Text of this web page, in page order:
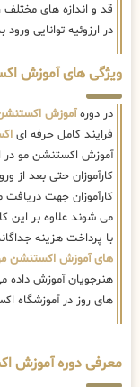
قد و اندازه های
در ارزوئیه توانایی ورود
ویژگی های آموزش
در دورهآموزش
فرایند کامل حرفه ای
آموزش اکستنشن مو در
کارآموزان حتی بعد از
کارآموزان جهت
می شوند علاوه بر این
با پرداخت هزینه
های آموزش اکستنشن
هنرجویان آموزش داده
های روز در آموزشگاه
معرفی دوره آموزش